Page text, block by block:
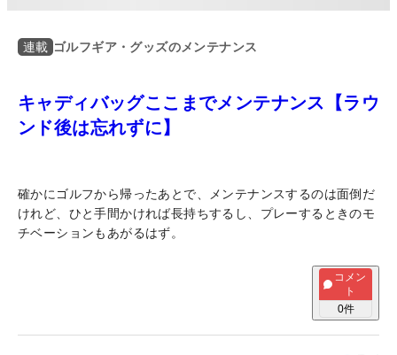
連載 ゴルフギア・グッズのメンテナンス
キャディバッグここまでメンテナンス【ラウ
ンド後は忘れずに】
確かにゴルフから帰ったあとで、メンテナンスするのは面倒だ
けれど、ひと手間かければ長持ちするし、プレーするときのモ
チベーションもあがるはず。
コメン
ト
0件